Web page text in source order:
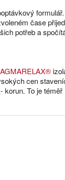
čase
potřeb a
cen
To je